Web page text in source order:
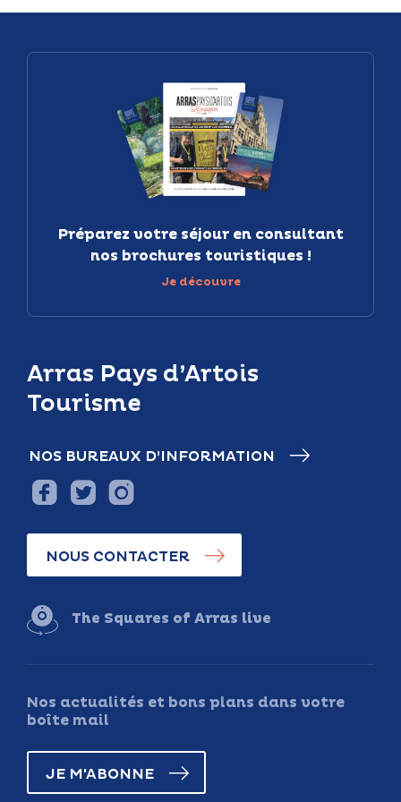
Arras Pays d’Artois
Tourisme
NOS BUREAUX D’INFORMATION
NOUS CONTACTER
The Squares of Arras live
Nos actualités et bons plans dans votre
boîte mail
JE M'ABONNE
Préparez votre séjour en consultant
nos brochures touristiques !
Je découvre